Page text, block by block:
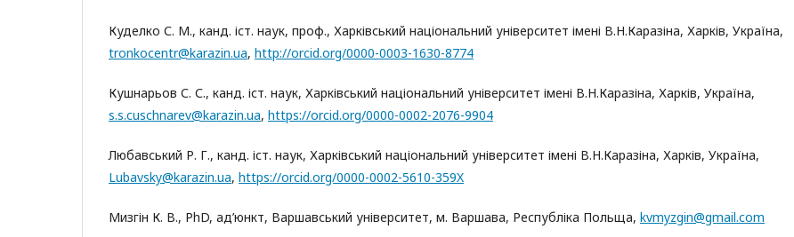
Куделко С. М., канд. іст. наук, проф., Харківський національний університет імені В.Н.Каразіна, Харків, Україна,
tronkocentr@karazin.ua, http://orcid.org/0000-0003-1630-8774
Кушнарьов С. С., канд. іст. наук, Харківський національний університет імені В.Н.Каразіна, Харків, Україна,
s.s.cuschnarev@karazin.ua, https://orcid.org/0000-0002-2076-9904
Любавський Р. Г., канд. іст. наук, Харківський національний університет імені В.Н.Каразіна, Харків, Україна,
Lubavsky@karazin.ua, https://orcid.org/0000-0002-5610-359X
Мизгін К. В., PhD, ад’юнкт, Варшавський університет, м. Варшава, Республіка Польща, kvmyzgin@gmail.com